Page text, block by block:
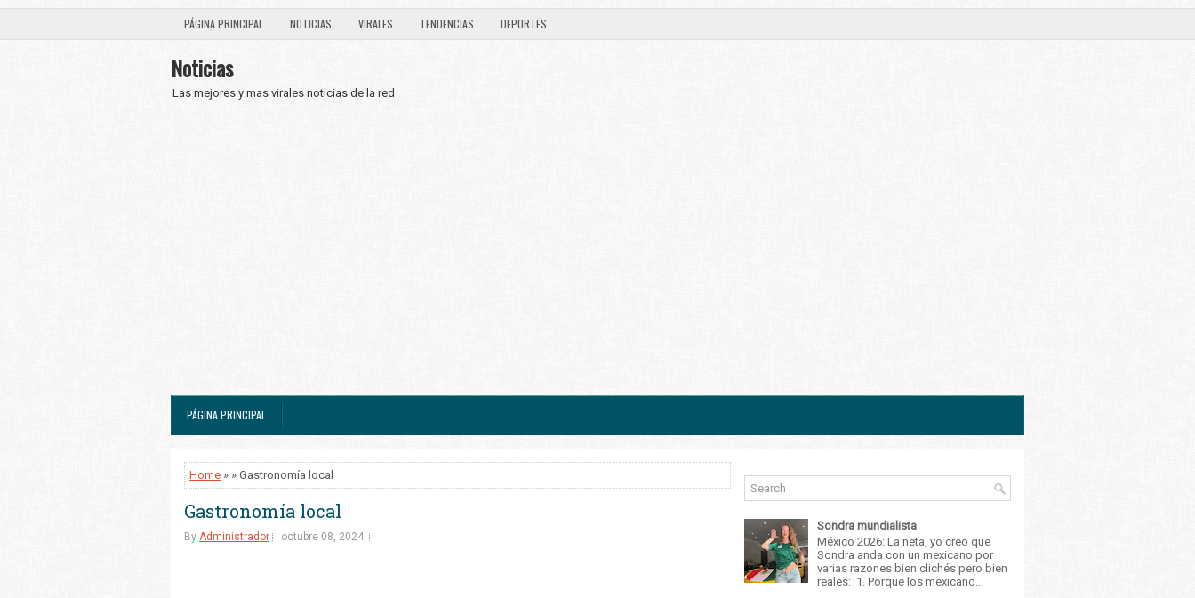
PÁGINA PRINCIPAL NOTICIAS VIRALES TENDENCIAS DEPORTES
Noticias
Las mejores y mas virales noticias de la red
PÁGINA PRINCIPAL
Home » » Gastronomía local
Gastronomía local
By Administrador octubre 08, 2024
Sondra mundialista
México 2026: La neta, yo creo que
Sondra anda con un mexicano por
varias razones bien clichés pero bien
reales: 1. Porque los mexicano...